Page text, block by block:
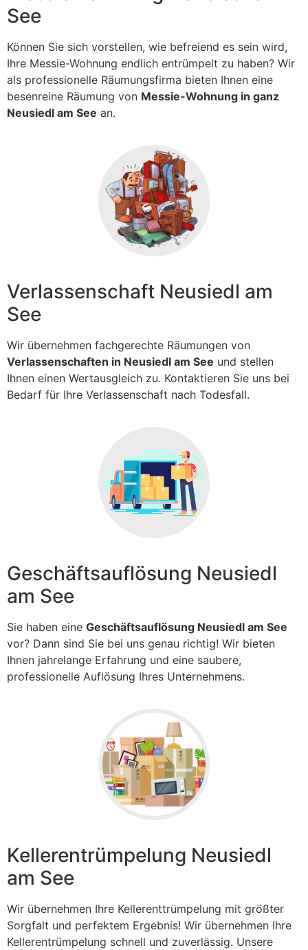
See
Können Sie sich vorstellen, wie befreiend es sein wird,
Ihre Messie-Wohnung endlich entrümpelt zu haben? Wir
als professionelle Räumungsfirma bieten Ihnen eine
besenreine Räumung von Messie-Wohnung in ganz
Neusiedl am See an.
Verlassenschaft Neusiedl am
See
Wir übernehmen fachgerechte Räumungen von
Verlassenschaften in Neusiedl am See und stellen
Ihnen einen Wertausgleich zu. Kontaktieren Sie uns bei
Bedarf für Ihre Verlassenschaft nach Todesfall.
Geschäftsauflösung Neusiedl
am See
Sie haben eine Geschäftsauflösung Neusiedl am See
vor? Dann sind Sie bei uns genau richtig! Wir bieten
Ihnen jahrelange Erfahrung und eine saubere,
professionelle Auflösung Ihres Unternehmens.
Kellerentrümpelung Neusiedl
am See
Wir übernehmen Ihre Kellerenttrümpelung mit größter
Sorgfalt und perfektem Ergebnis! Wir übernehmen Ihre
Kellerentrümpelung schnell und zuverlässig. Unsere